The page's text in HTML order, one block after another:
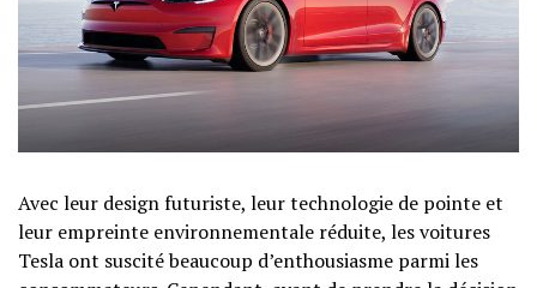
Avec leur design futuriste, leur technologie de pointe et
leur empreinte environnementale réduite, les voitures
Tesla ont suscité beaucoup d’enthousiasme parmi les